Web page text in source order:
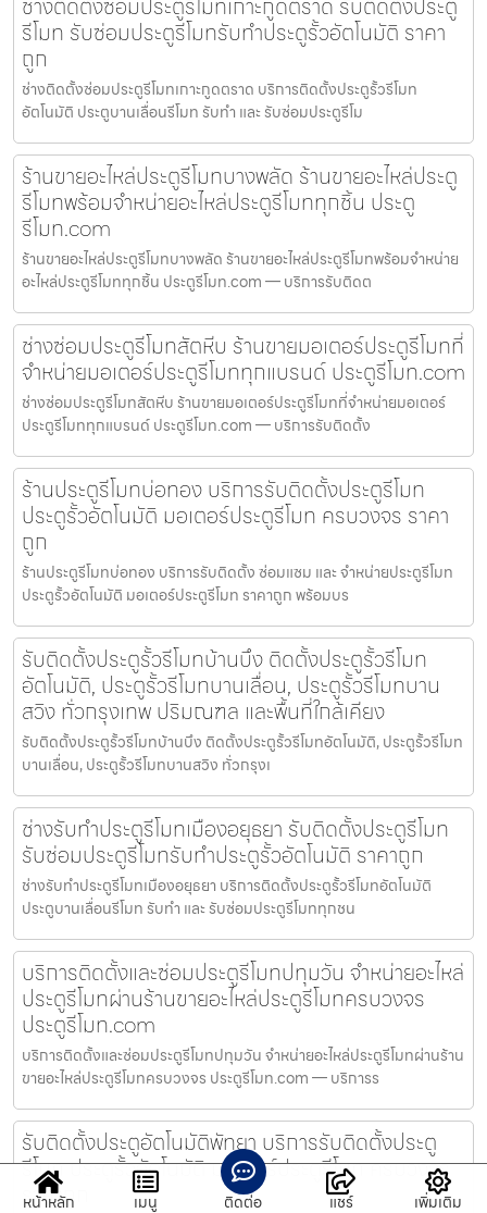
รีโมท รับซ่อมประตูรีโมทรับทำประตูรั้วอัตโนมัติ ราคา
ถูก
ช่างติดตั้งซ่อมประตูรีโมทเกาะกูดตราด บริการติดตั้งประตูรั้วรีโมท
อัตโนมัติ ประตูบานเลื่อนรีโมท รับทำ และ รับซ่อมประตูรีโม
ร้านขายอะไหล่ประตูรีโมทบางพลัด ร้านขายอะไหล่ประตู
รีโมทพร้อมจำหน่ายอะไหล่ประตูรีโมททุกชิ้น ประตู
รีโมท.com
ร้านขายอะไหล่ประตูรีโมทบางพลัด ร้านขายอะไหล่ประตูรีโมทพร้อมจำหน่าย
อะไหล่ประตูรีโมททุกชิ้น ประตูรีโมท.com — บริการรับติดต
ช่างซ่อมประตูรีโมทสัตหีบ ร้านขายมอเตอร์ประตูรีโมทที่
จำหน่ายมอเตอร์ประตูรีโมททุกแบรนด์ ประตูรีโมท.com
ช่างซ่อมประตูรีโมทสัตหีบ ร้านขายมอเตอร์ประตูรีโมทที่จำหน่ายมอเตอร์
ประตูรีโมททุกแบรนด์ ประตูรีโมท.com — บริการรับติดตั้ง
ร้านประตูรีโมทบ่อทอง บริการรับติดตั้งประตูรีโมท
ประตูรั้วอัตโนมัติ มอเตอร์ประตูรีโมท ครบวงจร ราคา
ถูก
ร้านประตูรีโมทบ่อทอง บริการรับติดตั้ง ซ่อมแซม และ จำหน่ายประตูรีโมท
ประตูรั้วอัตโนมัติ มอเตอร์ประตูรีโมท ราคาถูก พร้อมบร
รับติดตั้งประตูรั้วรีโมทบ้านบึง ติดตั้งประตูรั้วรีโมท
อัตโนมัติ, ประตูรั้วรีโมทบานเลื่อน, ประตูรั้วรีโมทบาน
สวิง ทั่วกรุงเทพ ปริมณฑล และพื้นที่ใกล้เคียง
รับติดตั้งประตูรั้วรีโมทบ้านบึง ติดตั้งประตูรั้วรีโมทอัตโนมัติ, ประตูรั้วรีโมท
บานเลื่อน, ประตูรั้วรีโมทบานสวิง ทั่วกรุงเ
ช่างรับทำประตูรีโมทเมืองอยุธยา รับติดตั้งประตูรีโมท
รับซ่อมประตูรีโมทรับทำประตูรั้วอัตโนมัติ ราคาถูก
ช่างรับทำประตูรีโมทเมืองอยุธยา บริการติดตั้งประตูรั้วรีโมทอัตโนมัติ
ประตูบานเลื่อนรีโมท รับทำ และ รับซ่อมประตูรีโมททุกชน
บริการติดตั้งและซ่อมประตูรีโมทปทุมวัน จำหน่ายอะไหล่
ประตูรีโมทผ่านร้านขายอะไหล่ประตูรีโมทครบวงจร
ประตูรีโมท.com
บริการติดตั้งและซ่อมประตูรีโมทปทุมวัน จำหน่ายอะไหล่ประตูรีโมทผ่านร้าน
ขายอะไหล่ประตูรีโมทครบวงจร ประตูรีโมท.com — บริการร
รับติดตั้งประตูอัตโนมัติพัทยา บริการรับติดตั้งประตู
รีโมท ประตูรั้วอัตโนมัติ มอเตอร์ประตูรีโมท ครบวงจร
ราคาถูก
หน้าหลัก เมนู ติดต่อ แชร์ เพิ่มเติม